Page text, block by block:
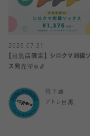
2026.07.31
【目黒店限定】 シロクマ刺繍ソック
ス発売🐻‍❄️🧦
靴下屋
アトレ目黒